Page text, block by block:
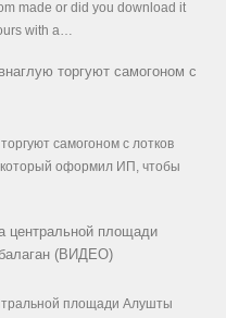
made or did you download it
with a…
торгуют самогоном с
самогоном с лотков
оформил ИП, чтобы
центральной площади
(ВИДЕО)
площади Алушты